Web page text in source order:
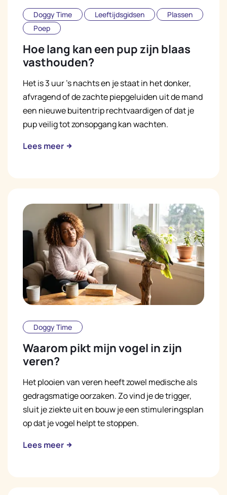
Doggy Time Leeftijdsgidsen
Plassen
Poep
Hoe lang kan een pup zijn blaas
vasthouden?
Het is 3 uur 's nachts en je staat in het donker,
afvragend of de zachte piepgeluiden uit de mand
een nieuwe buitentrip rechtvaardigen of dat je
pup veilig tot zonsopgang kan wachten.
Lees meer
Doggy Time
Waarom pikt mijn vogel in zijn
veren?
Het plooien van veren heeft zowel medische als
gedragsmatige oorzaken. Zo vind je de trigger,
sluit je ziekte uit en bouw je een stimuleringsplan
op dat je vogel helpt te stoppen.
Lees meer